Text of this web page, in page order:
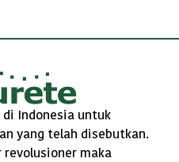
di Indonesia untuk
yang telah disebutkan.
revolusioner maka